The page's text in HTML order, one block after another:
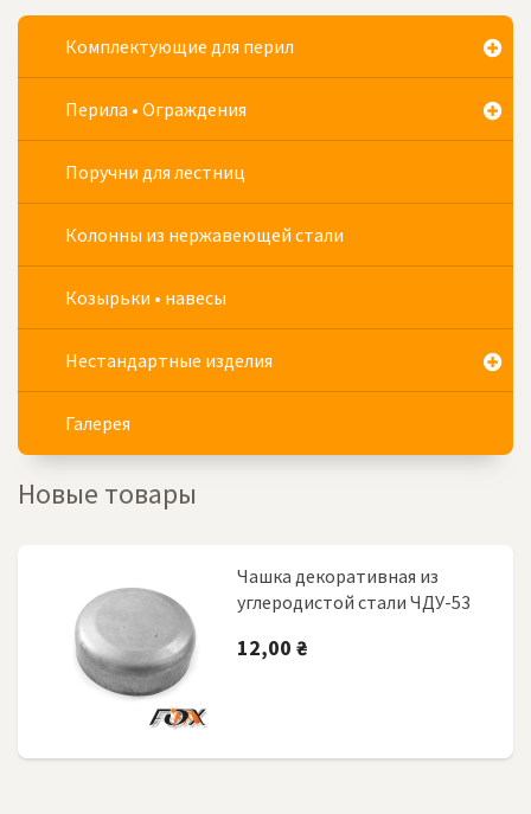
Комплектующие для перил
Перила • Ограждения
Поручни для лестниц
Колонны из нержавеющей стали
Козырьки • навесы
Нестандартные изделия
Галерея
Новые товары
Чашка декоративная из
углеродистой стали ЧДУ-53
12,00 ₴